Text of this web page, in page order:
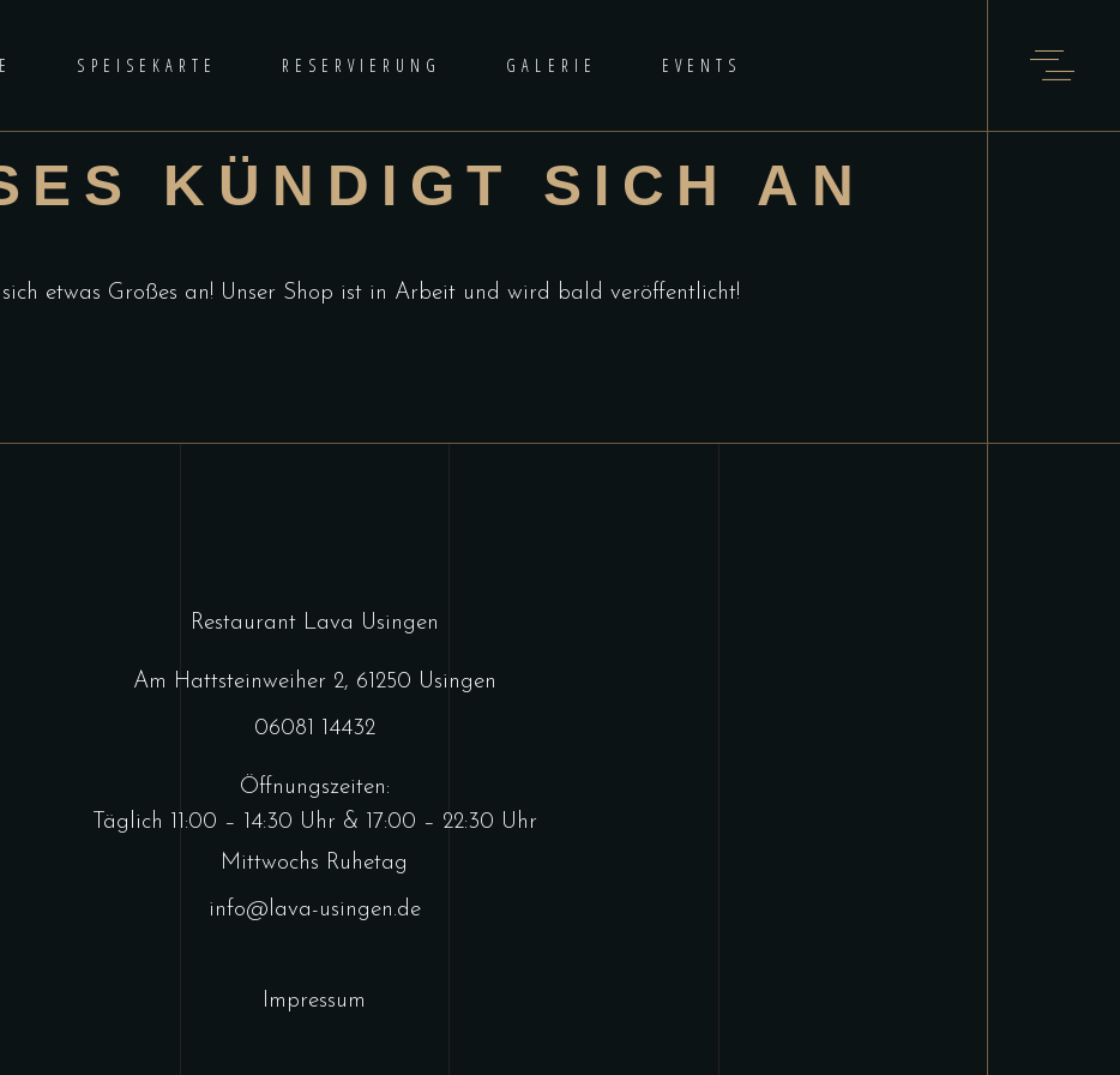
SPEISEKARTE RESERVIERUNG GALERIE EVENTS
KÜNDIGT SICH AN
etwas Großes an! Unser Shop ist in Arbeit und wird bald veröffentlicht!
Restaurant Lava Usingen
Am Hattsteinweiher 2, 61250 Usingen
06081 14432
Öffnungszeiten:
Täglich 11:00 – 14:30 Uhr & 17:00 – 22:30 Uhr
Mittwochs Ruhetag
info@lava-usingen.de
Impressum